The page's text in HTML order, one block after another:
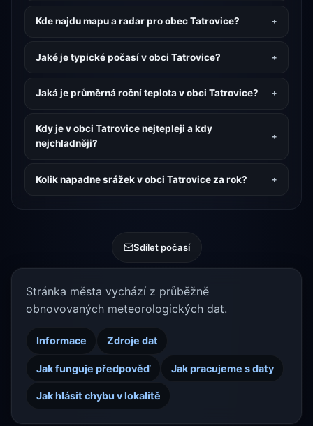
Kde najdu mapu a radar pro obec Tatrovice?
Jaké je typické počasí v obci Tatrovice?
Jaká je průměrná roční teplota v obci Tatrovice?
Kdy je v obci Tatrovice nejtepleji a kdy
nejchladněji?
Kolik napadne srážek v obci Tatrovice za rok?
Sdílet počasí
Stránka města vychází z průběžně
obnovovaných meteorologických dat.
Informace Zdroje dat
Jak funguje předpověď Jak pracujeme s daty
Jak hlásit chybu v lokalitě